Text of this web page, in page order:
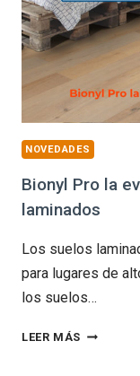
NOVEDADES
Bionyl Pro la
laminados
Los suelos
para lugares de
los suelos…
LEER MÁS BIONYL